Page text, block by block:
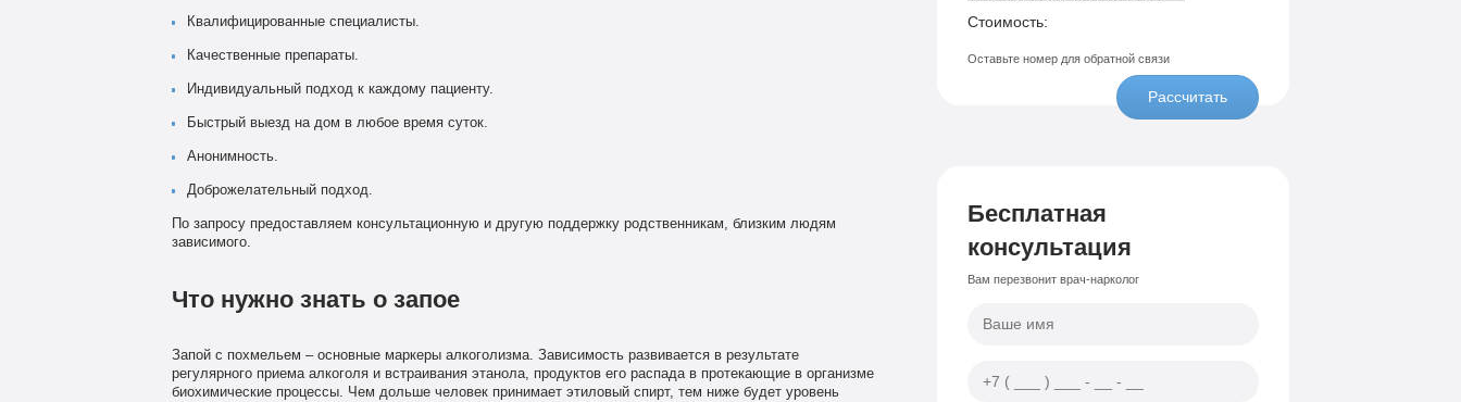
Квалифицированные специалисты.
Качественные препараты.
Индивидуальный подход к каждому пациенту.
Быстрый выезд на дом в любое время суток.
Анонимность.
Доброжелательный подход.
По запросу предоставляем консультационную и другую поддержку родственникам, близким людям
зависимого.
Что нужно знать о запое
Запой с похмельем – основные маркеры алкоголизма. Зависимость развивается в результате
регулярного приема алкоголя и встраивания этанола, продуктов его распада в протекающие в организме
биохимические процессы. Чем дольше человек принимает этиловый спирт, тем ниже будет уровень
Стоимость:
Оставьте номер для обратной связи
Рассчитать
Бесплатная
консультация
Вам перезвонит врач-нарколог